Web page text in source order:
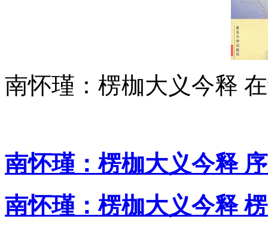
南怀瑾：楞枷大义今释
南怀瑾：楞枷大义今释
南怀瑾：楞枷大义今释